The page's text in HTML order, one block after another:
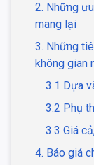
2. Những
mang lại
3. Những
không gian
3.1 Dựa
3.2 Phụ
3.3 Giá
4. Báo giá